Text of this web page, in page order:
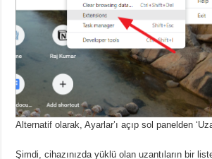
Alternatif olarak, Ayarlar’ı açıp sol panelden
Şimdi, cihazınızda yüklü olan uzantıların bir